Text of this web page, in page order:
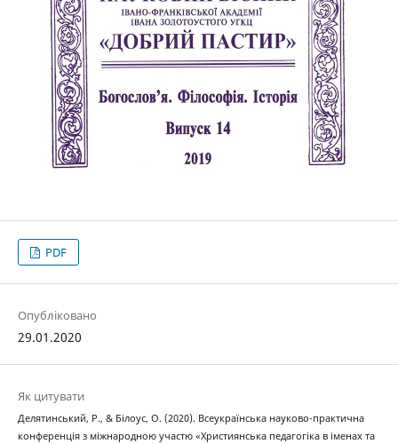
PDF
Опубліковано
29.01.2020
Як цитувати
Делятинський, Р., & Білоус, О. (2020). Всеукраїнська науково-практична
конференція з міжнародною участю «Християнська педагогіка в іменах та